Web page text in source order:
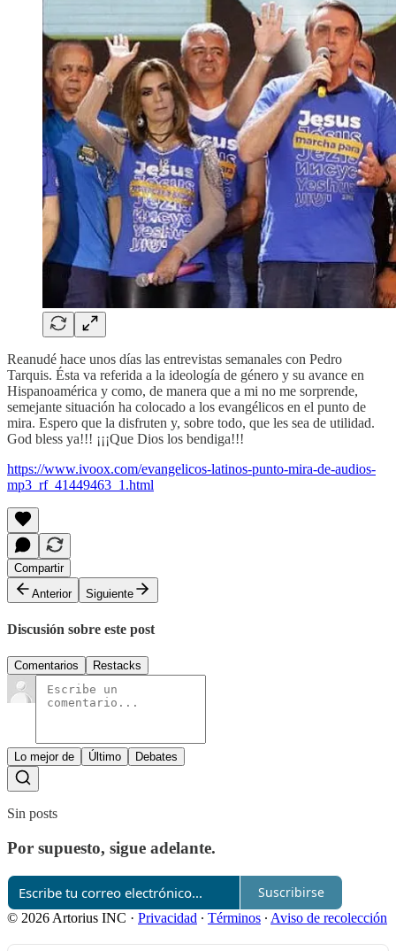
Reanudé hace unos días las entrevistas semanales con Pedro
Tarquis. Ésta va referida a la ideología de género y su avance en
Hispanoamérica y como, de manera que a mi no me sorprende,
semejante situación ha colocado a los evangélicos en el punto de
mira. Espero que la disfruten y, sobre todo, que les sea de utilidad.
God bless ya!!! ¡¡¡Que Dios los bendiga!!!
https://www.ivoox.com/evangelicos-latinos-punto-mira-de-audios-
mp3_rf_41449463_1.html
Compartir
Anterior
Siguiente
Discusión sobre este post
Comentarios Restacks
Lo mejor de Último Debates
Sin posts
Por supuesto, sigue adelante.
Suscribirse
© 2026 Artorius INC · Privacidad ∙ Términos ∙ Aviso de recolección